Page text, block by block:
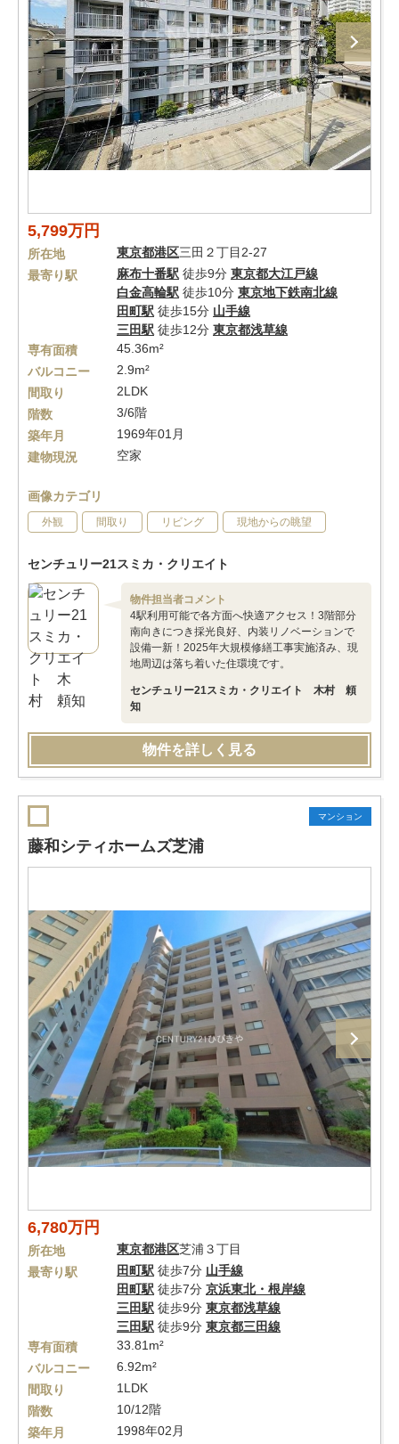
5,799万円
所在地 東京都港区三田２丁目2-27
最寄り駅
麻布十番駅 徒歩9分 東京都大江戸線
白金高輪駅 徒歩10分 東京地下鉄南北線
田町駅 徒歩15分 山手線
三田駅 徒歩12分 東京都浅草線
専有面積
45.36m²
バルコニー
2.9m²
間取り
2LDK
階数
3/6階
築年月
1969年01月
建物現況
空家
画像カテゴリ
外観 間取り リビング 現地からの眺望
センチュリー21スミカ・クリエイト
物件担当者コメント
4駅利用可能で各方面へ快適アクセス！3階部分
南向きにつき採光良好、内装リノベーションで
設備一新！2025年大規模修繕工事実施済み、現
地周辺は落ち着いた住環境です。
センチュリー21スミカ・クリエイト 木村 頼
知
物件を詳しく見る
マンション
藤和シティホームズ芝浦
6,780万円
所在地 東京都港区芝浦３丁目
最寄り駅
田町駅 徒歩7分 山手線
田町駅 徒歩7分 京浜東北・根岸線
三田駅 徒歩9分 東京都浅草線
三田駅 徒歩9分 東京都三田線
専有面積
33.81m²
バルコニー
6.92m²
間取り
1LDK
階数
10/12階
築年月
1998年02月